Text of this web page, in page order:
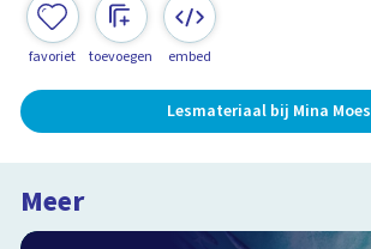
favoriet toevoegen embed
Lesmateriaal bij Mina Moes
Meer